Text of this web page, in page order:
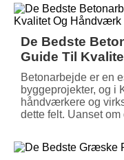
De Bedste
Guide Til
Betonarbejde er en
byggeprojekter, og i
håndværkere og
dette felt. Uanset om